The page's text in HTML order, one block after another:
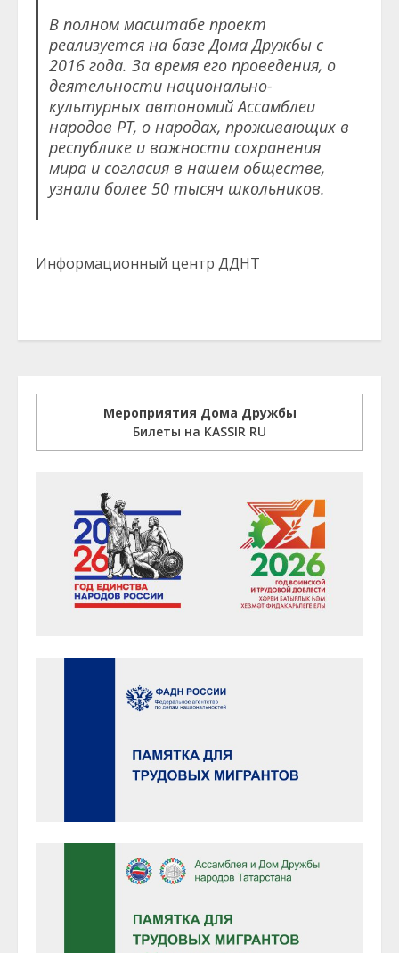
В полном масштабе проект
реализуется на базе Дома Дружбы с
2016 года. За время его проведения, о
деятельности национально-
культурных автономий Ассамблеи
народов РТ, о народах, проживающих в
республике и важности сохранения
мира и согласия в нашем обществе,
узнали более 50 тысяч школьников.
Информационный центр ДДНТ
Мероприятия Дома Дружбы
Билеты на KASSIR RU